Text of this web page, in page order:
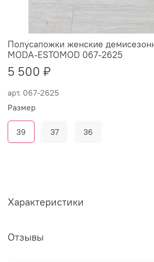
арт. 067-2625
Полусапожки женские
MODA-ESTOMOD 067-2625
5 500 ₽
Размер
39 37 36
Характеристики
Отзывы